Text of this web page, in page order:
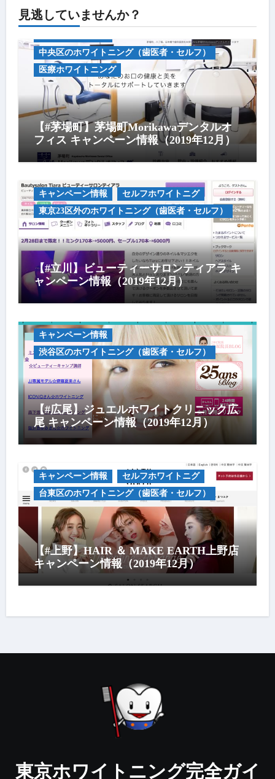
見逃していませんか？
中央区のホワイトニング（歯医者・セルフ）
医療ホワイトニング
【#茅場町】茅場町Morikawaデンタルオ
フィス キャンペーン情報（2019年12月）
キャンペーン情報
セルフホワイトニグ
東京23区外のホワイトニング（歯医者・セルフ）
【#立川】ビューティーサロンティアラ キ
ャンペーン情報（2019年12月）
キャンペーン情報
渋谷区のホワイトニング（歯医者・セルフ）
【#広尾】ジュエルホワイトクリニック広
尾 キャンペーン情報（2019年12月）
キャンペーン情報
セルフホワイトニグ
台東区のホワイトニング（歯医者・セルフ）
【#上野】HAIR ＆ MAKE EARTH上野店
キャンペーン情報（2019年12月）
東京ホワイトニング完全ガイ